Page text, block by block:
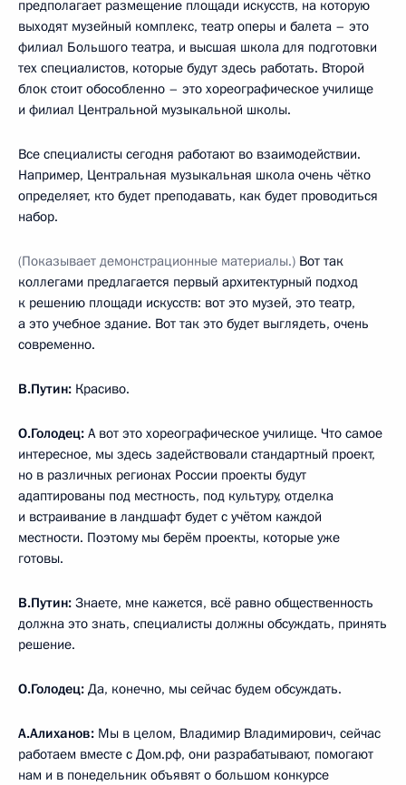
предполагает размещение площади искусств, на которую
выходят музейный комплекс, театр оперы и балета – это
филиал Большого театра, и высшая школа для подготовки
тех специалистов, которые будут здесь работать. Второй
блок стоит обособленно – это хореографическое училище
и филиал Центральной музыкальной школы.
Все специалисты сегодня работают во взаимодействии.
Например, Центральная музыкальная школа очень чётко
определяет, кто будет преподавать, как будет проводиться
набор.
(Показывает демонстрационные материалы.) Вот так
коллегами предлагается первый архитектурный подход
к решению площади искусств: вот это музей, это театр,
а это учебное здание. Вот так это будет выглядеть, очень
современно.
В.Путин: Красиво.
О.Голодец: А вот это хореографическое училище. Что самое
интересное, мы здесь задействовали стандартный проект,
но в различных регионах России проекты будут
адаптированы под местность, под культуру, отделка
и встраивание в ландшафт будет с учётом каждой
местности. Поэтому мы берём проекты, которые уже
готовы.
В.Путин: Знаете, мне кажется, всё равно общественность
должна это знать, специалисты должны обсуждать, принять
решение.
О.Голодец: Да, конечно, мы сейчас будем обсуждать.
А.Алиханов: Мы в целом, Владимир Владимирович, сейчас
работаем вместе с Дом.рф, они разрабатывают, помогают
нам и в понедельник объявят о большом конкурсе